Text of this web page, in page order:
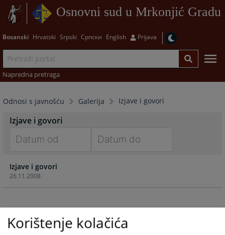
Osnovni sud u Mrkonjić Gradu
Bosanski Hrvatski Srpski Српски English Prijava
Napredna pretraga
Odnosi s javnošću Galerija Izjave i govori
Izjave i govori
forward
to
interact
the
calendar
interact
the
calendar
26.11.2008.
Izjave i govori
Korištenje kolačića